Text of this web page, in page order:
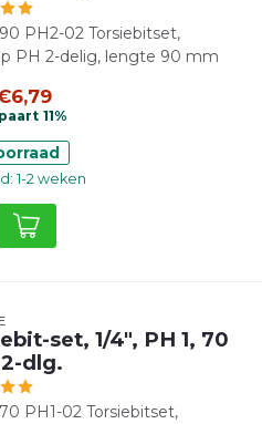
PH2-02 Torsiebitset,
PH 2-delig, lengte 90 mm
11%
1-2 weken
set, 1/4", PH 1, 70
dlg.
PH1-02 Torsiebitset,